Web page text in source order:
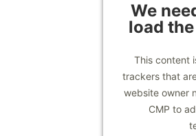
We
load
This content
trackers that
website owner
CMP to